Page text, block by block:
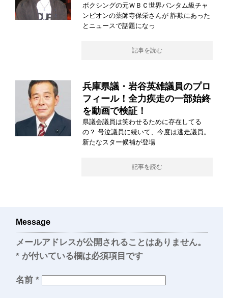
ボクシングの元ＷＢＣ世界バンタム級チャ
ンピオンの薬師寺保栄さんが 詐欺にあった
とニュースで話題になっ
記事を読む
兵庫県議・岩谷英雄議員のプロ
フィール！全力疾走の一部始終
を動画で検証！
県議会議員は笑わせるために存在してる
の？ 号泣議員に続いて、今度は逃走議員。
新たなスター候補が登場
記事を読む
Message
メールアドレスが公開されることはありません。
* が付いている欄は必須項目です
名前 *